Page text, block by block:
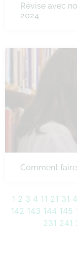
Révise avec
2024
Comment
1 2 3 4 11 21 31
142 143 144 145
231 241